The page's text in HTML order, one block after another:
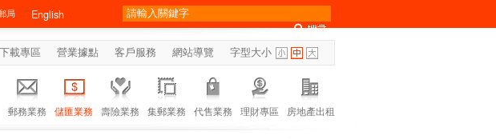
局 English
下載專區 營業據點 客戶服務 網站導覽 字型大小
郵務業務 儲匯業務 壽險業務 集郵業務 代售業務 理財專區 房地產出租